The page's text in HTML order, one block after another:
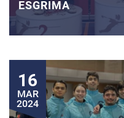
ESGRIMA
16
MAR
2024